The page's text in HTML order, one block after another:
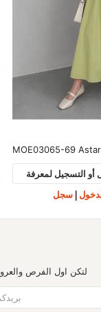
MOE03065-69
التسجيل لمعرفة
| سجل
لتكن اول الفرص